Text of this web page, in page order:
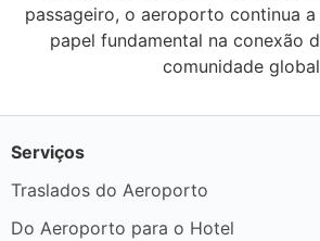
passageiro, o aeroporto continua a
papel fundamental na conexão
comunidade
Serviços
Traslados do Aeroporto
Do Aeroporto para o Hotel